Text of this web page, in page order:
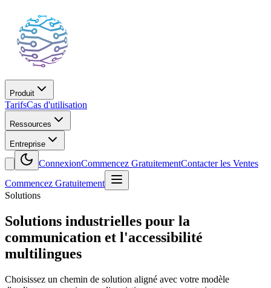
Produit
TarifsCas d'utilisation
Ressources
Entreprise
ConnexionCommencez GratuitementContacter les Ventes
Commencez Gratuitement
Solutions
Solutions industrielles pour la
communication et l'accessibilité
multilingues
Choisissez un chemin de solution aligné avec votre modèle